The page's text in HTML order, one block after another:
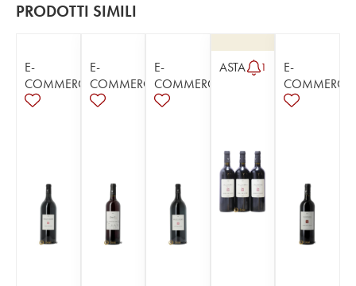
PRODOTTI SIMILI
E-
COMMERCE
E-
COMMERCE
E-
COMMERCE
ASTA 1
E-
COMMERCE